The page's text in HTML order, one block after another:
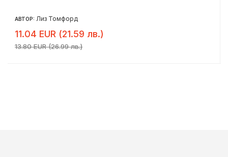
АВТОР: Лиз Томфорд
11.04 EUR (21.59 лв.)
13.80 EUR (26.99 лв.)